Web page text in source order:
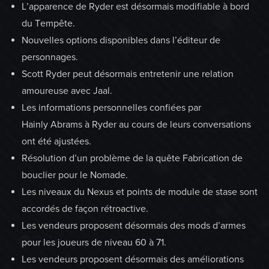
L’apparence de Ryder est désormais modifiable à bord
du Tempête.
Nouvelles options disponibles dans l’éditeur de
personnages.
Scott Ryder peut désormais entretenir une relation
amoureuse avec Jaal.
Les informations personnelles confiées par
Hainly Abrams à Ryder au cours de leurs conversations
ont été ajustées.
Résolution d’un problème de la quête Fabrication de
bouclier pour le Nomade.
Les niveaux du Nexus et points de module de stase sont
accordés de façon rétroactive.
Les vendeurs proposent désormais des mods d’armes
pour les joueurs de niveau 60 à 71.
Les vendeurs proposent désormais des améliorations